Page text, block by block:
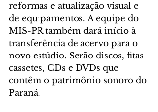
reformas e atualização visual e
de equipamentos. A equipe do
MIS-PR também dará início à
transferência de acervo para o
novo estúdio. Serão discos, fitas
cassetes, CDs e DVDs que
contêm o patrimônio sonoro do
Paraná.